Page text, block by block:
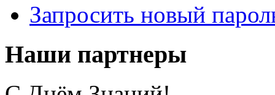
Запросить новый
Наши партнеры